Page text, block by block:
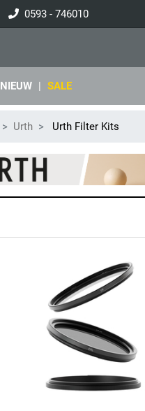
0593 - 746010
NIEUW | SALE
Urth Urth Filter Kits